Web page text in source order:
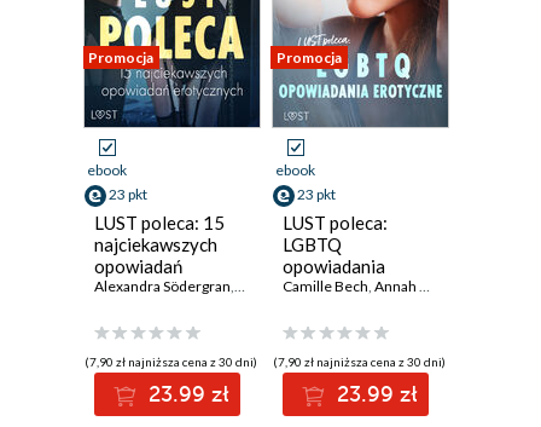
Promocja
ebook
23 pkt
LUST poleca: 15
najciekawszych
opowiadań
erotycznych
Alexandra Södergran, SheWolf,Annah Viki M.,Victoria Październy
(7,90 zł najniższa cena z 30 dni)
23.99 zł
Promocja
ebook
23 pkt
LUST poleca:
LGBTQ
opowiadania
erotyczne
Camille Bech, Annah Viki M.
(7,90 zł najniższa cena z 30 dni)
23.99 zł